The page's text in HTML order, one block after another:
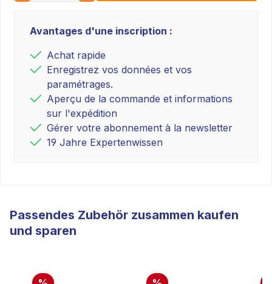
Avantages d'une inscription :
Achat rapide
Enregistrez vos données et vos
paramétrages.
Aperçu de la commande et informations
sur l'expédition
Gérer votre abonnement à la newsletter
19 Jahre Expertenwissen
Passendes Zubehör zusammen kaufen
und sparen